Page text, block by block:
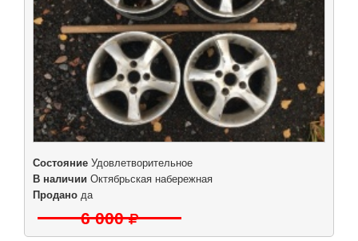
Состояние Удовлетворительное
В наличии Октябрьская набережная
Продано да
6 000